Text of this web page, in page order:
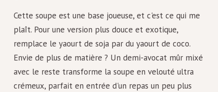
Cette soupe est une base joueuse, et c'est ce qui me
plaît. Pour une version plus douce et exotique,
remplace le yaourt de soja par du yaourt de coco.
Envie de plus de matière ? Un demi-avocat mûr mixé
avec le reste transforme la soupe en velouté ultra
crémeux, parfait en entrée d'un repas un peu plus